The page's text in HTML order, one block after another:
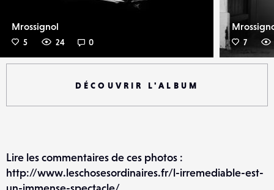
Mrossignol
5 24 0 7
DÉCOUVRIR L'ALBUM
Lire les commentaires de ces photos :
http://www.leschosesordinaires.fr/l-irremediable-est-